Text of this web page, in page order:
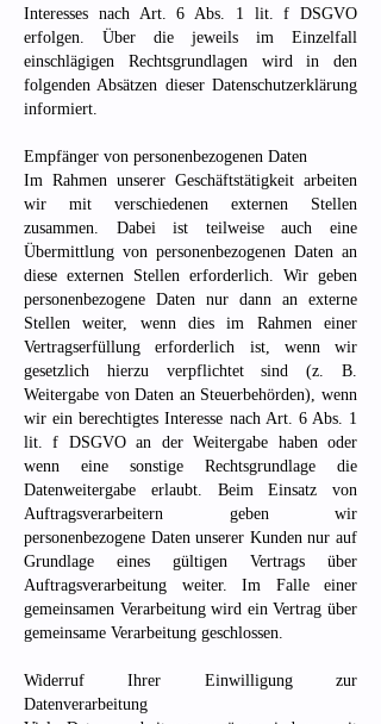
Interesses nach Art. 6 Abs. 1 lit. f DSGVO
erfolgen. Über die jeweils im Einzelfall
einschlägigen Rechtsgrundlagen wird in den
folgenden Absätzen dieser Datenschutzerklärung
informiert.
Empfänger von personenbezogenen Daten
Im Rahmen unserer Geschäftstätigkeit arbeiten
wir mit verschiedenen externen Stellen
zusammen. Dabei ist teilweise auch eine
Übermittlung von personenbezogenen Daten an
diese externen Stellen erforderlich. Wir geben
personenbezogene Daten nur dann an externe
Stellen weiter, wenn dies im Rahmen einer
Vertragserfüllung erforderlich ist, wenn wir
gesetzlich hierzu verpflichtet sind (z. B.
Weitergabe von Daten an Steuerbehörden), wenn
wir ein berechtigtes Interesse nach Art. 6 Abs. 1
lit. f DSGVO an der Weitergabe haben oder
wenn eine sonstige Rechtsgrundlage die
Datenweitergabe erlaubt. Beim Einsatz von
Auftragsverarbeitern geben wir
personenbezogene Daten unserer Kunden nur auf
Grundlage eines gültigen Vertrags über
Auftragsverarbeitung weiter. Im Falle einer
gemeinsamen Verarbeitung wird ein Vertrag über
gemeinsame Verarbeitung geschlossen.
Widerruf Ihrer Einwilligung zur
Datenverarbeitung